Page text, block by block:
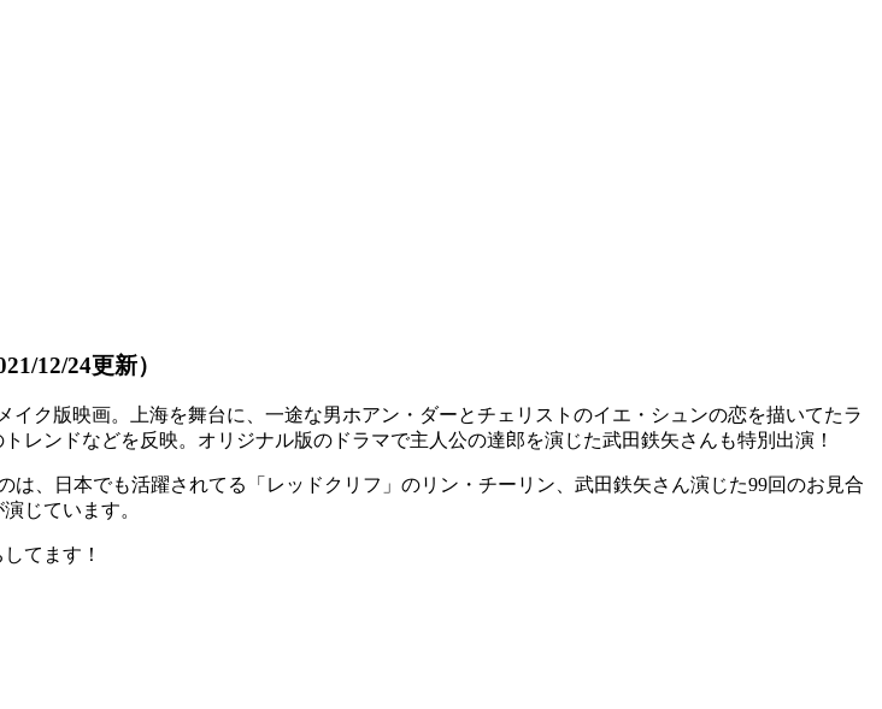
12/24更新）
ク版映画。上海を舞台に、一途な男ホアン・ダーとチェリストのイエ・シュンの恋を描いてたラ
ンドなどを反映。オリジナル版のドラマで主人公の達郎を演じた武田鉄矢さんも特別出演！
、日本でも活躍されてる「レッドクリフ」のリン・チーリン、武田鉄矢さん演じた99回のお見合
じています。
てます！